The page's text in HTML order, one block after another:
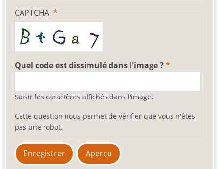
CAPTCHA
Quel code est dissimulé dans l'image ?
Saisir les caractères affichés dans l'image.
Cette question nous permet de vérifier que vous n'êtes
pas une robot.